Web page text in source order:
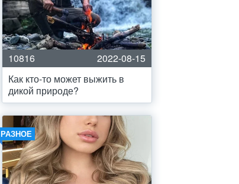
10816
2022-08-15
Как кто-то может выжить в
дикой природе?
РАЗНОЕ